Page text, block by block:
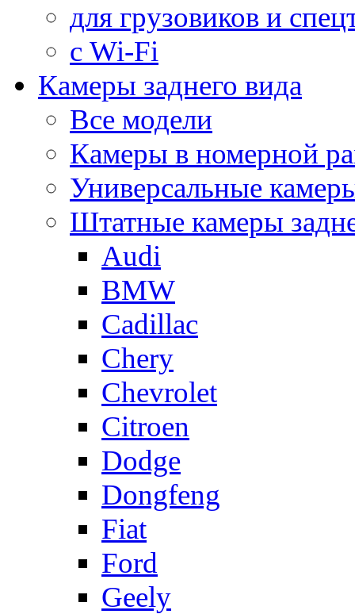
для грузовиков и
с Wi-Fi
Камеры заднего вида
Все модели
Камеры в номерной
Универсальные
Штатные камеры
Audi
BMW
Cadillac
Chery
Chevrolet
Citroen
Dodge
Dongfeng
Fiat
Ford
Geely